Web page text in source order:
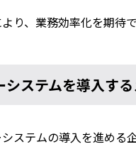
り、業務効率化を期待
システムを導入す
ステムの導入を進める